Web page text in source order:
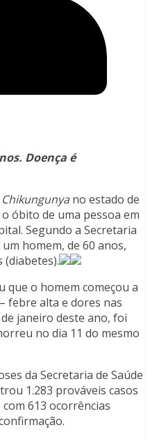
Doença é
Chikungunya no estado de
óbito de uma pessoa em
Segundo a Secretaria
homem, de 60 anos,
o homem começou a
febre alta e dores nas
janeiro deste ano, foi
no dia 11 do mesmo
da Secretaria de Saúde
1.283 prováveis casos
613 ocorrências